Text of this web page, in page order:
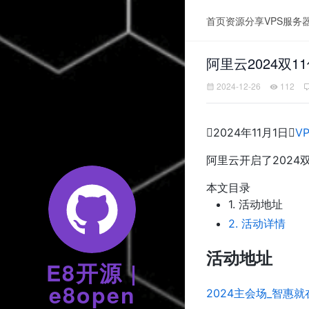
E8开源 |
e8open
首页资源分享VPS服务
阿里云2024双
2024-12-26 112
2024年11月1日
阿里云开启了2024
本文目录
1. 活动地址
2. 活动详情
活动地址
2024主会场_智惠就